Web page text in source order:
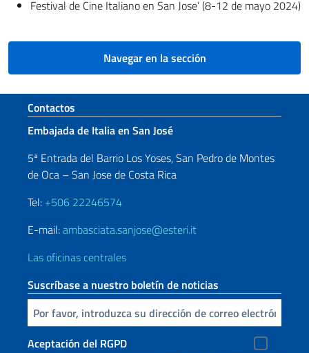
Festival de Cine Italiano en San Jose’ (8-12 de mayo 2024)
Navegar en la sección
Sezione footer
Contactos
Embajada de Italia en San José
5ª Entrada del Barrio Los Yoses, San Pedro de Montes
de Oca – San Jose de Costa Rica
Tel: +506 22246574
E-mail:ambasciata.sanjose@esteri.it
Las oficinas centrales
Suscríbase a nuestro boletín de noticias
Inserta tu correo electronico
Aceptación del RGPD